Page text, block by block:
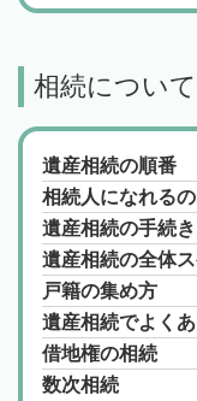
相続につい
遺産相続の順番
相続人になれる
遺産相続の手続き
遺産相続の全体
戸籍の集め方
遺産相続でよく
借地権の相続
数次相続